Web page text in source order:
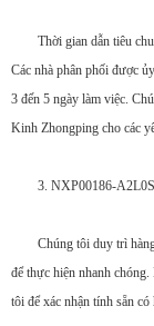
Thời gian dẫn tiêu
Các nhà phân phối được
3 đến 5 ngày làm việc.
Kinh Zhongping cho các
3. NXP00186-
Chúng tôi duy trì
để thực hiện nhanh
tôi để xác nhận tính sẵn có